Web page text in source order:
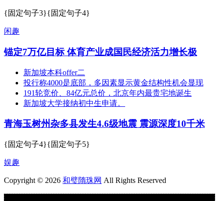
{固定句子3}{固定句子4}
闲趣
锚定7万亿目标 体育产业成国民经济活力增长极
新加坡本科offer二
投行称4000是底部，多因素显示黄金结构性机会显现
191轮竞价、84亿元总价，北京年内最贵宅地诞生
新加坡大学接纳初中生申请。
青海玉树州杂多县发生4.6级地震 震源深度10千米
{固定句子4}{固定句子5}
娱趣
Copyright © 2026 和璧隋珠网 All Rights Reserved